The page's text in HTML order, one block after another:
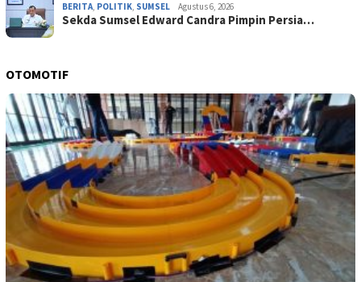
BERITA, POLITIK, SUMSEL Agustus 6, 2026
Sekda Sumsel Edward Candra Pimpin Persia…
OTOMOTIF